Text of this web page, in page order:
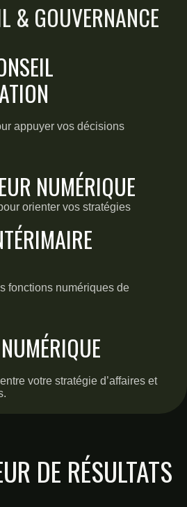
& GOUVERNANCE
appuyer vos décisions
NUMÉRIQUE
orienter vos stratégies
fonctions numériques de
votre stratégie d’affaires et
DE RÉSULTATS